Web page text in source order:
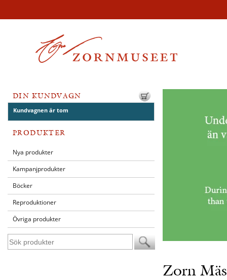
DIN KUNDVAGN
Kundvagnen är tom
PRODUKTER
Nya produkter
Kampanjprodukter
Böcker
Reproduktioner
Övriga produkter
Zorn